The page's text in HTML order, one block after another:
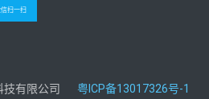
扫一扫
技有限公司 粤ICP备13017326号-1